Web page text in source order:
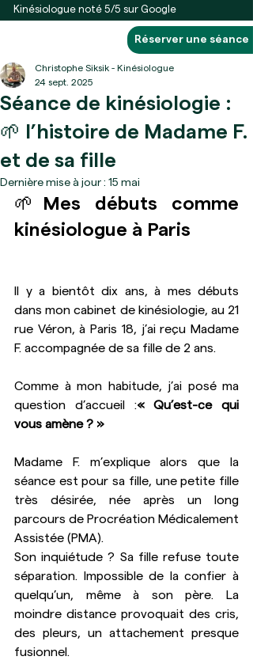
Kinésiologue noté 5/5 sur Google
Réserver une séance
Séance de kinésiologie :
🌱 l’histoire de Madame F.
et de sa fille
Christophe Siksik - Kinésiologue
24 sept. 2025
Dernière mise à jour : 15 mai
🌱Mes débuts comme
kinésiologue à Paris
Il y a bientôt dix ans, à mes débuts
dans mon cabinet de kinésiologie, au 21
rue Véron, à Paris 18, j’ai reçu Madame
F. accompagnée de sa fille de 2 ans.
Comme à mon habitude, j’ai posé ma
question d’accueil :« Qu’est-ce qui
vous amène ? »
Madame F. m’explique alors que la
séance est pour sa fille, une petite fille
très désirée, née après un long
parcours de Procréation Médicalement
Assistée (PMA).
Son inquiétude ? Sa fille refuse toute
séparation. Impossible de la confier à
quelqu’un, même à son père. La
moindre distance provoquait des cris,
des pleurs, un attachement presque
fusionnel.